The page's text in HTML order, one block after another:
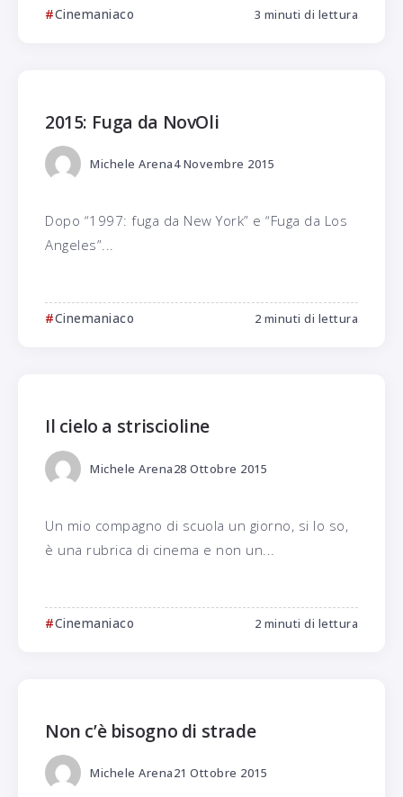
Cinemaniaco 3 minuti di lettura
2015: Fuga da NovOli
Michele Arena4 Novembre 2015
Dopo “1997: fuga da New York” e “Fuga da Los
Angeles”...
Cinemaniaco 2 minuti di lettura
Il cielo a striscioline
Michele Arena28 Ottobre 2015
Un mio compagno di scuola un giorno, si lo so,
è una rubrica di cinema e non un...
Cinemaniaco 2 minuti di lettura
Non c’è bisogno di strade
Michele Arena21 Ottobre 2015